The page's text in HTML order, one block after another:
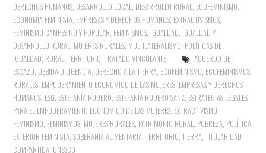
DERECHOS HUMANOS DESARROLLO LOCAL DESARROLLO RURAL ECOFEMINISMO
ECONOMÍA FEMINISTA EMPRESAS Y DERECHOS HUMANOS EXTRACTIVISMOS
FEMINISMO CAMPESINO Y POPULAR FEMINISMOS IGUALDAD IGUALDAD Y
DESARROLLO RURAL MUJERES RURALES MULTILATERALISMO POLÍTICAS DE
IGUALDAD RURAL ,TERRITORIO ,TRATADO VINCULANTE
ACUERDO DE
ESCAZÚ DEBIDA DILIGENCIA DERECHO A LA TIERRA ECOFEMINISMO ECOFEMINISMOS
RURALES EMPODERAMIENTO ECONÓMICO DE LAS MUJERES EMPRESAS Y DERECHOS
HUMANOS ESG ESTEFANÍA RODERO ESTEFANÍA RODERO SANZ ESTRATEGIAS LEGALES
PARA EL EMPODERAMIENTO ECONÓMICO DE LAS MUJERES EXTRACTIVISMO
FEMINISMO FEMINISMOS MUJERES RURALES PATRIMONIO RURAL POBREZA POLÍTICA
EXTERIOR FEMINISTA ,SOBERANÍA ALIMENTARIA ,TERRITORIO ,TIERRA ,TITULARIDAD
COMPARTIDA UNESCO